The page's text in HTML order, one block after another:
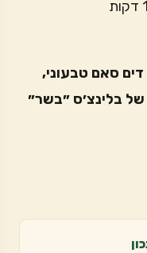
סאם טבעוני,
של בלינצ׳ס ״בשר״